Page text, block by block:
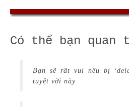
Có thể bạn quan
Bạn sẽ rất vui nếu bị
tuyệt vời này